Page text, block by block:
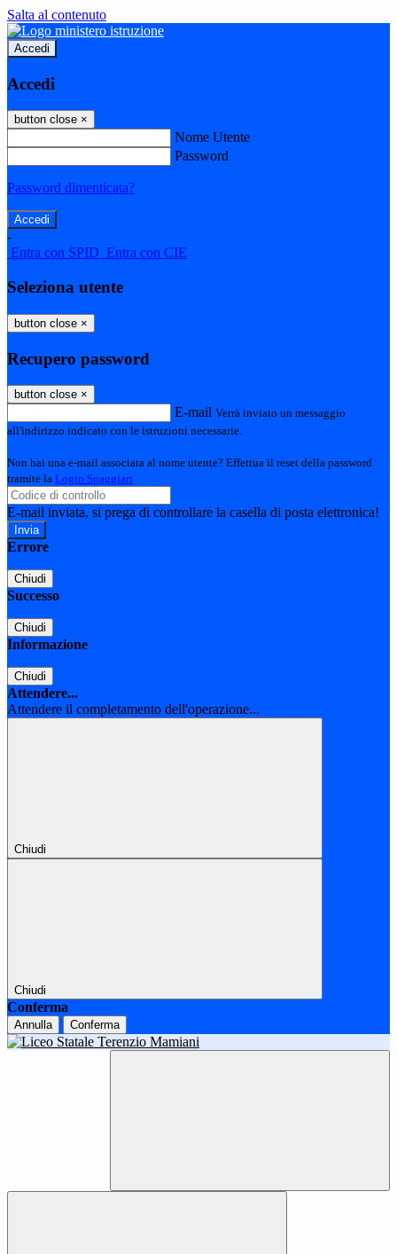
Salta al contenuto
Accedi
Accedi
button close ×
Nome Utente
Password
Password dimenticata?
-
Entra con SPID Entra con CIE
Seleziona utente
button close ×
Recupero password
button close ×
E-mail Verrà inviato un messaggio
all'indirizzo indicato con le istruzioni necessarie.
Non hai una e-mail associata al nome utente? Effettua il reset della password
tramite la Login Spaggiari
E-mail inviata, si prega di controllare la casella di posta elettronica!
Errore
Chiudi
Successo
Chiudi
Informazione
Chiudi
Attendere...
Attendere il completamento dell'operazione...
Chiudi
Chiudi
Conferma
Annulla Conferma